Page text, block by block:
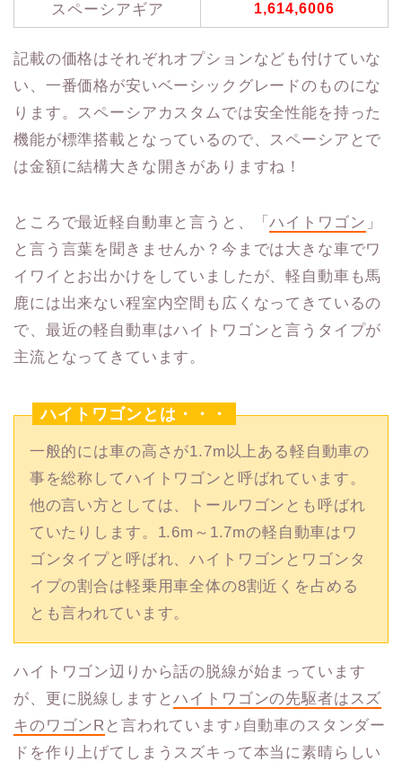
スペーシアギア 1,614,6006
記載の価格はそれぞれオプションなども付けていな
い、一番価格が安いベーシックグレードのものにな
ります。スペーシアカスタムでは安全性能を持った
機能が標準搭載となっているので、スペーシアとで
は金額に結構大きな開きがありますね！
ところで最近軽自動車と言うと、「ハイトワゴン 」
と言う言葉を聞きませんか？今までは大きな車でワ
イワイとお出かけをしていましたが、軽自動車も馬
鹿には出来ない程室内空間も広くなってきているの
で、最近の軽自動車はハイトワゴンと言うタイプが
主流となってきています。
ハイトワゴンとは・・・
一般的には車の高さが1.7m以上ある軽自動車の
事を総称してハイトワゴンと呼ばれています。
他の言い方としては、トールワゴンとも呼ばれ
ていたりします。1.6m～1.7mの軽自動車はワ
ゴンタイプと呼ばれ、ハイトワゴンとワゴンタ
イプの割合は軽乗用車全体の8割近くを占める
とも言われています。
ハイトワゴン辺りから話の脱線が始まっています
が、更に脱線しますとハイトワゴンの先駆者はスズ
キのワゴンR と言われています♪自動車のスタンダー
ドを作り上げてしまうスズキって本当に素晴らしい